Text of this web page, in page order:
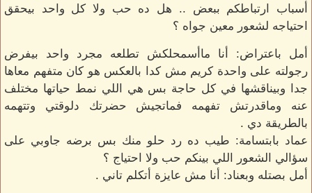
أسباب ارتباطكم ببعض .. هل ده حب ولا كل واحد بيحقق
احتياجه لشعور معين جواه ؟
أمل باعتراض: أنا ماأسمحلكش تطلعه مجرد واحد بيفرض
رجولته على واحدة كريم مش كدا بالعكس هو كان متفهم معاها
جدا وبيناقشها في كل حاجة بس هي اللي نمط حياتها مختلف
عنه وماقدرتش تفهمه فماتجيش حضرتك دلوقتي وتتهمه
بالطريقة دي .
عماد بابتسامة: طيب ده رد حلو منك بس برضه جاوبي على
سؤالي الشعور اللي بينكم حب ولا احتياج ؟
أمل بصتله وبعناد: أنا مش عايزة أتكلم تاني .